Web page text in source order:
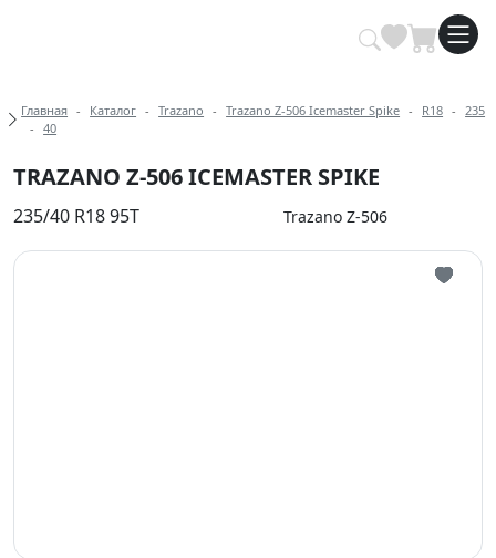
Купить автомобильные шины
Хлебные крошки
Главная Каталог Trazano Trazano Z-506 Icemaster Spike R18
235
40
TRAZANO Z-506 ICEMASTER SPIKE
235/40 R18 95T Trazano Z-506